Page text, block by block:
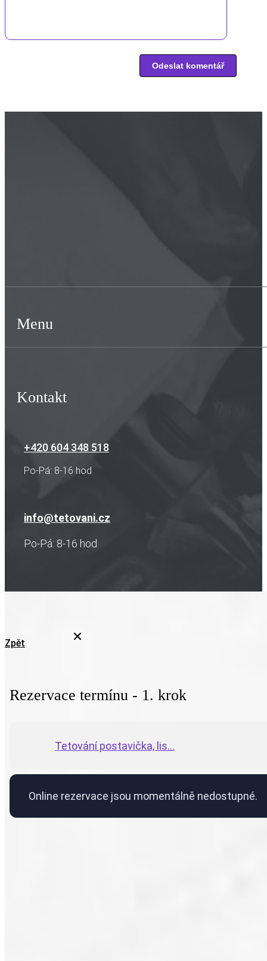
Menu
Kontakt
+420 604 348 518
Po-Pá: 8-16 hod
info@tetovani.cz
Po-Pá: 8-16 hod
Zpět
Rezervace termínu - 1. krok
Tetování postavička, lis...
Online rezervace jsou momentálně nedostupné.